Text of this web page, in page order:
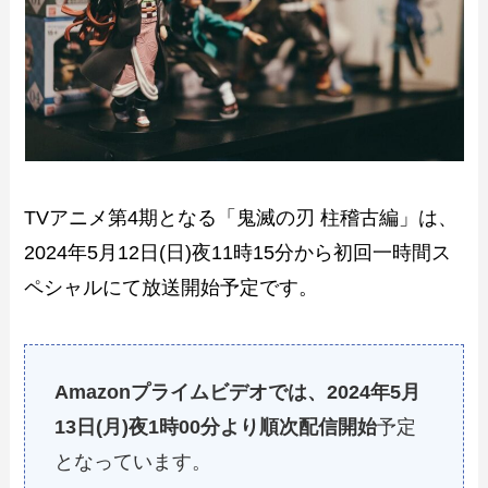
TVアニメ第4期となる「鬼滅の刃 柱稽古編」は、
2024年5月12日(日)夜11時15分から初回一時間ス
ペシャルにて放送開始予定です。
Amazonプライムビデオでは、2024年5月
13日(月)夜1時00分より順次配信開始予定
となっています。